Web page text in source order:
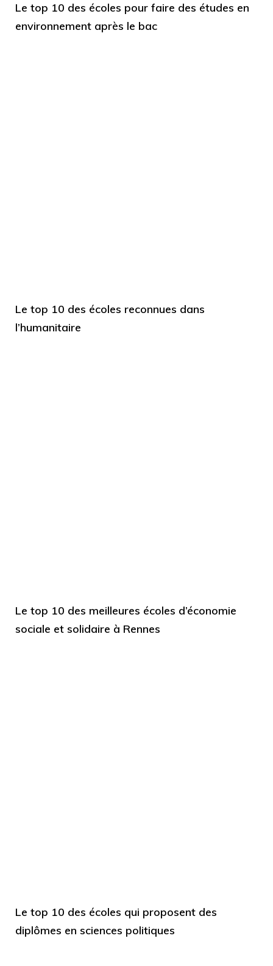
Le top 10 des écoles pour faire des études en
environnement après le bac
Le top 10 des écoles reconnues dans
l’humanitaire
Le top 10 des meilleures écoles d’économie
sociale et solidaire à Rennes
Le top 10 des écoles qui proposent des
diplômes en sciences politiques